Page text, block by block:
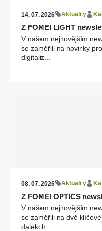
14. 07. 2026 Aktuality
Z FOMEI LIGHT
V našem nejnovějším
se zaměřili na novinky
digitaliz...
08. 07. 2026 Aktuality
Z FOMEI OPTICS
V našem nejnovějším
se zaměřili na dvě
dalekoh...